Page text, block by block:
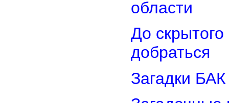
области
До
добраться
Загадки